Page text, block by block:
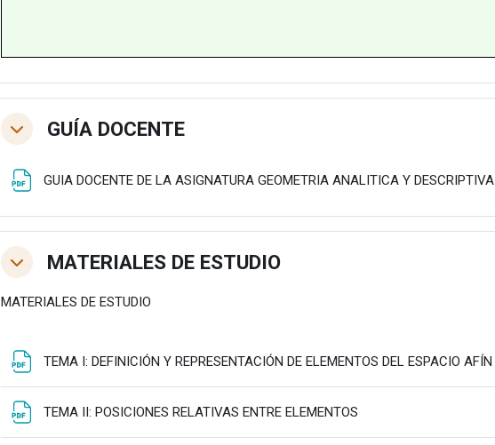
TolestuGUÍA DOCENTE
GUIA DOCENTE DE LA ASIGNATURA GEOMETRIA ANALITICA Y DESCRIPTIVA
TolestuMATERIALES DE ESTUDIO
MATERIALES DE ESTUDIO
TEMA I: DEFINICIÓN Y REPRESENTACIÓN DE ELEMENTOS DEL ESPACIO AFÍN
TEMA II: POSICIONES RELATIVAS ENTRE ELEMENTOS